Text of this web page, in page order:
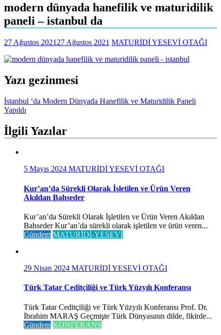
modern dünyada hanefilik ve maturidilik
paneli – istanbul da
27 Ağustos 2021 27 Ağustos 2021 MATURİDİ YESEVİ OTAĞI
Yazı gezinmesi
İstanbul ‘da Modern Dünyada Hanefilik ve Maturidilik Paneli
Yapıldı
İlgili Yazılar
5 Mayıs 2024 MATURİDİ YESEVİ OTAĞI
Kur’an’da Sürekli Olarak İşletilen ve Ürün Veren
Akıldan Bahseder
Kur’an’da Sürekli Olarak İşletilen ve Ürün Veren Akıldan
Bahseder Kur’an’da sürekli olarak işletilen ve ürün veren...
Gündem MATURİDİ-YESEVİ
29 Nisan 2024 MATURİDİ YESEVİ OTAĞI
Türk Tatar Ceditçiliği ve Türk Yüzyılı Konferansı
Türk Tatar Ceditçiliği ve Türk Yüzyılı Konferansı Prof. Dr.
İbrahim MARAŞ Geçmişte Türk Dünyasının dilde, fikirde...
Gündem KONFERANS